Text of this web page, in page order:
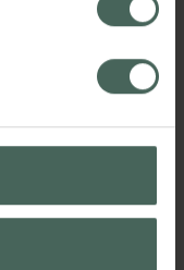
oss från Skåne i
vårt uppdrag att
att prata